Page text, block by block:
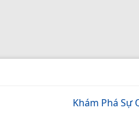
Khám Phá Sự